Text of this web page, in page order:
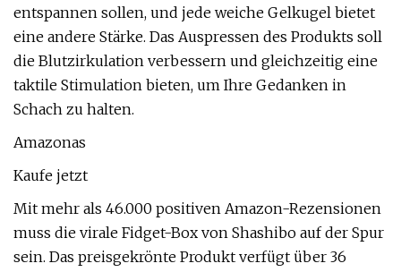
entspannen sollen, und jede weiche Gelkugel bietet
eine andere Stärke. Das Auspressen des Produkts soll
die Blutzirkulation verbessern und gleichzeitig eine
taktile Stimulation bieten, um Ihre Gedanken in
Schach zu halten.
Amazonas
Kaufe jetzt
Mit mehr als 46.000 positiven Amazon-Rezensionen
muss die virale Fidget-Box von Shashibo auf der Spur
sein. Das preisgekrönte Produkt verfügt über 36